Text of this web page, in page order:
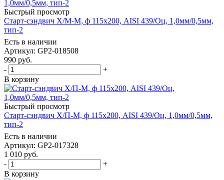
Быстрый просмотр
Старт-сэндвич Х/М-М, ф 115х200, AISI 439/Оц, 1,0мм/0,5мм,
тип-2
Есть в наличии
Артикул: GP2-018508
990 руб.
-
+
В корзину
Быстрый просмотр
Старт-сэндвич Х/П-М, ф 115х200, AISI 439/Оц, 1,0мм/0,5мм,
тип-2
Есть в наличии
Артикул: GP2-017328
1 010 руб.
-
+
В корзину